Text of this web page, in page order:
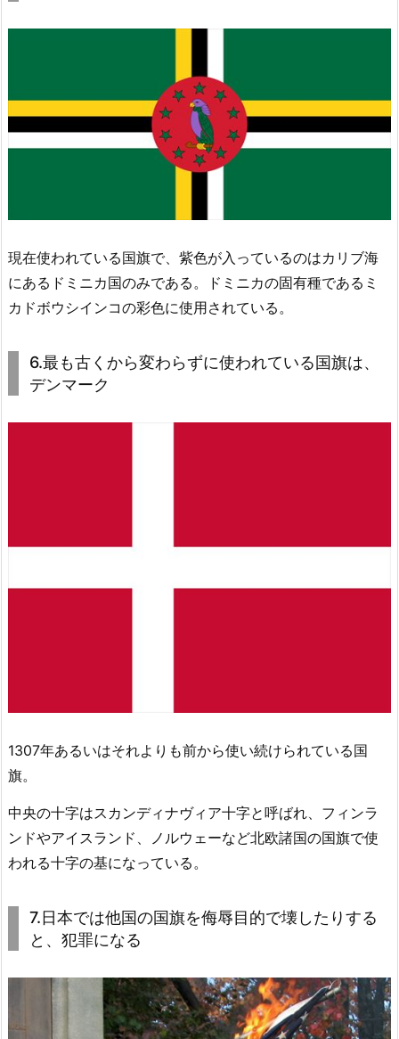
現在使われている国旗で、紫色が入っているのはカリブ海
にあるドミニカ国のみである。ドミニカの固有種であるミ
カドボウシインコの彩色に使用されている。
6.最も古くから変わらずに使われている国旗は、
デンマーク
1307年あるいはそれよりも前から使い続けられている国
旗。
中央の十字はスカンディナヴィア十字と呼ばれ、フィンラ
ンドやアイスランド、ノルウェーなど北欧諸国の国旗で使
われる十字の基になっている。
7.日本では他国の国旗を侮辱目的で壊したりする
と、犯罪になる